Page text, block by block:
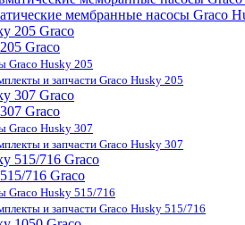
мембранные насосы Graco
Graco
Graco Husky 205
и запчасти Graco Husky 205
Graco
Graco Husky 307
и запчасти Graco Husky 307
716 Graco
Graco Husky 515/716
и запчасти Graco Husky 515/716